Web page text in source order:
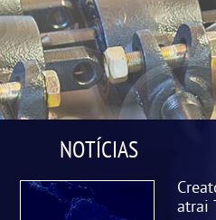
NOTÍCIAS
atrai